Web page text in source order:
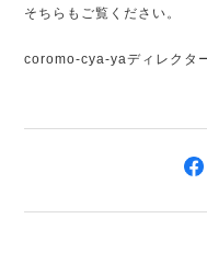
そちらもご覧ください。
coromo-cya-yaディレクタ